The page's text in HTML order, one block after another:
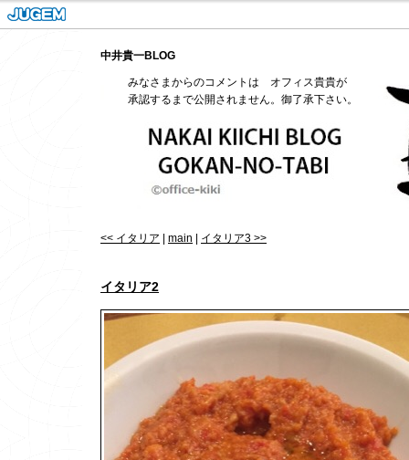
中井貴一BLOG
みなさまからのコメントは オフィス貴貴が
承認するまで公開されません。御了承下さい。
<< イタリア main イタリア3 >>
イタリア2